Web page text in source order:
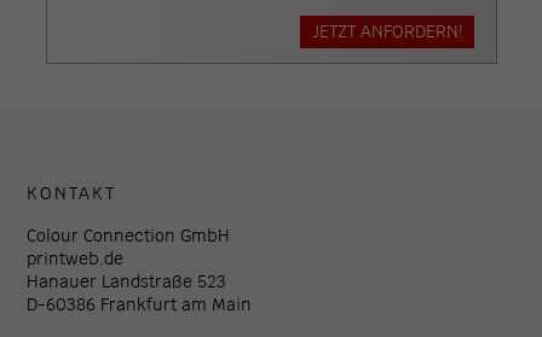
JETZT ANFORDERN!
KONTAKT
Colour Connection GmbH
printweb.de
Hanauer Landstraße 523
D-60386 Frankfurt am Main